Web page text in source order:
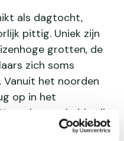
als dagtocht,
pittig. Uniek zijn
grotten, de
zich soms
Vanuit het noorden
op in het
bos en heide zijn